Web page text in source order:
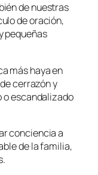
de nuestras
de oración,
pequeñas
más haya en
cerrazón y
o escandalizado
conciencia a
de la familia,